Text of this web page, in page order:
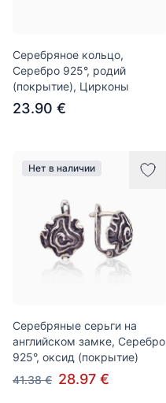
Серебряное кольцо,
Серебро 925°, родий
(покрытие), Цирконы
23.90 €
Нет в наличии
Серебряные серьги на
английском замке, Серебро
925°, оксид (покрытие)
41.38 € 28.97 €